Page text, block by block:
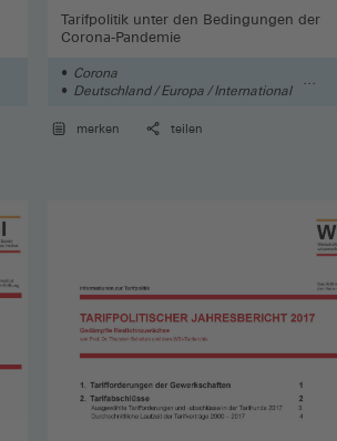
Tarifpolitik unter den Bedingungen der
Corona-Pandemie
Corona
Deutschland / Europa / International
merken
teilen